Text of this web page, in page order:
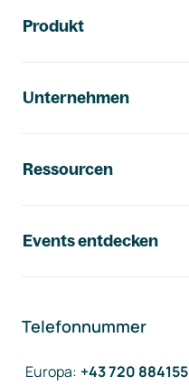
Produkt
Unternehmen
Ressourcen
Events entdecken
Telefonnummer
Europa: +43 720 884155